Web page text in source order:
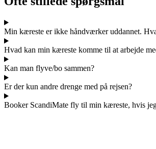
Min kæreste er ikke håndværker uddannet.
Hvad kan min kæreste komme til at arbejde
Kan man flyve/bo sammen?
Er der kun andre drenge med på rejsen?
Booker ScandiMate fly til min kæreste, hvis